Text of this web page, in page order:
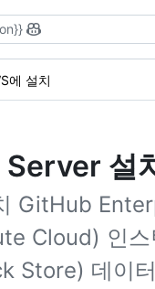
에 설치
설
GitHub
Cloud) 인스
Store) 데이